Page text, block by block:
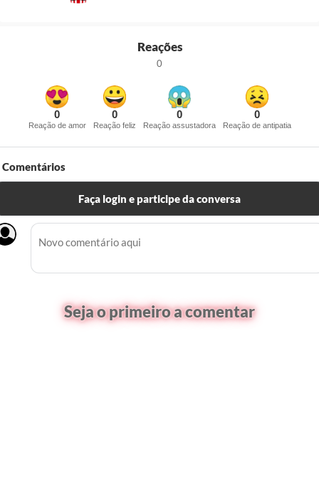
Reações
0
0
Reação de amor
0
Reação feliz
0
Reação assustadora
0
Reação de antipatia
Comentários
Faça login e participe da conversa
Seja o primeiro a comentar